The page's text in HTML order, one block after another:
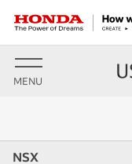
MENU
NSX